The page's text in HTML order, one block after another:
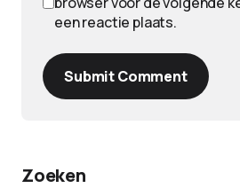
een reactie plaats.
Submit Comment
Zoeken